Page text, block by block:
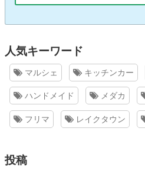
人気キーワード
マルシェ キッチンカー
ハンドメイド メダカ
フリマ レイクタウン
投稿